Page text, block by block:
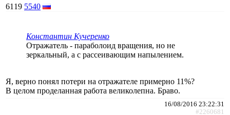
6119 5540
Константин Кучеренко
Отражатель - параболоид вращения, но не
зеркальный, а с рассеивающим напылением.
Я, верно понял потери на отражателе примерно 11%?
В целом проделанная работа великолепна. Браво.
16/08/2016 23:22:31
#2260681